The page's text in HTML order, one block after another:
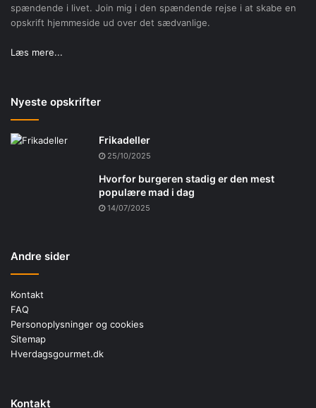
spændende i livet. Join mig i den spændende rejse i at skabe en
opskrift hjemmeside ud over det sædvanlige.
Læs mere...
Nyeste opskrifter
Frikadeller
25/10/2025
Hvorfor burgeren stadig er den mest
populære mad i dag
14/07/2025
Andre sider
Kontakt
FAQ
Personoplysninger og cookies
Sitemap
Hverdagsgourmet.dk
Kontakt